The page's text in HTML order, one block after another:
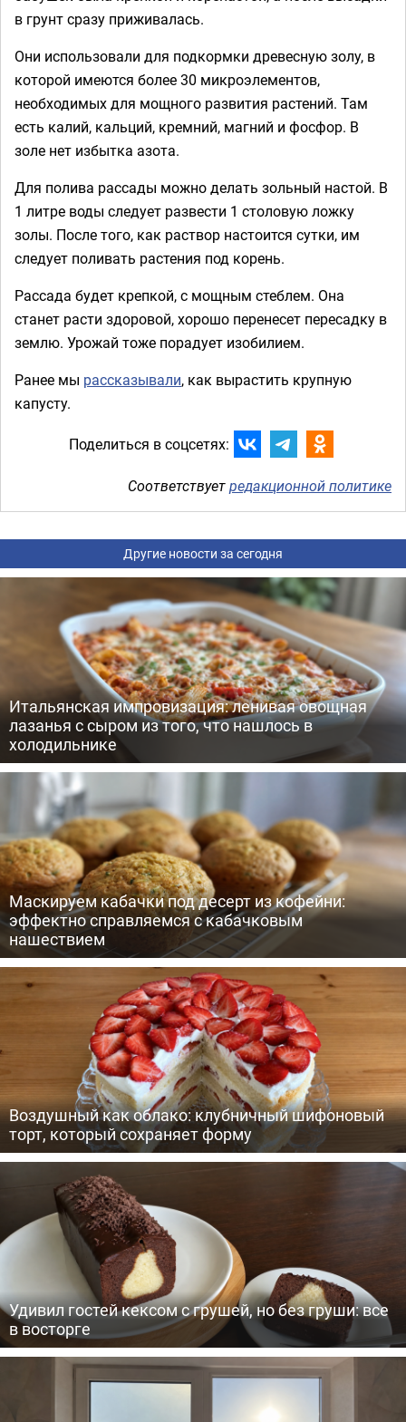
в грунт сразу приживалась.
Они использовали для подкормки древесную золу, в
которой имеются более 30 микроэлементов,
необходимых для мощного развития растений. Там
есть калий, кальций, кремний, магний и фосфор. В
золе нет избытка азота.
Для полива рассады можно делать зольный настой. В
1 литре воды следует развести 1 столовую ложку
золы. После того, как раствор настоится сутки, им
следует поливать растения под корень.
Рассада будет крепкой, с мощным стеблем. Она
станет расти здоровой, хорошо перенесет пересадку в
землю. Урожай тоже порадует изобилием.
Ранее мы рассказывали, как вырастить крупную
капусту.
Поделиться в соцсетях:
Соответствуетредакционной политике
Другие новости за сегодня
Итальянская импровизация: ленивая овощная
лазанья с сыром из того, что нашлось в
холодильнике
Маскируем кабачки под десерт из кофейни:
эффектно справляемся с кабачковым
нашествием
Воздушный как облако: клубничный шифоновый
торт, который сохраняет форму
Удивил гостей кексом с грушей, но без груши: все
в восторге